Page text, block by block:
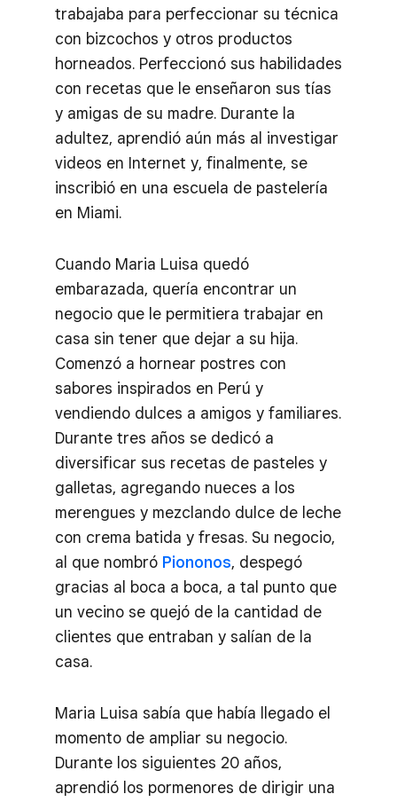
trabajaba para perfeccionar su técnica
con bizcochos y otros productos
horneados. Perfeccionó sus habilidades
con recetas que le enseñaron sus tías
y amigas de su madre. Durante la
adultez, aprendió aún más al investigar
videos en Internet y, finalmente, se
inscribió en una escuela de pastelería
en Miami.
Cuando Maria Luisa quedó
embarazada, quería encontrar un
negocio que le permitiera trabajar en
casa sin tener que dejar a su hija.
Comenzó a hornear postres con
sabores inspirados en Perú y
vendiendo dulces a amigos y familiares.
Durante tres años se dedicó a
diversificar sus recetas de pasteles y
galletas, agregando nueces a los
merengues y mezclando dulce de leche
con crema batida y fresas. Su negocio,
al que nombró Piononos, despegó
gracias al boca a boca, a tal punto que
un vecino se quejó de la cantidad de
clientes que entraban y salían de la
casa.
Maria Luisa sabía que había llegado el
momento de ampliar su negocio.
Durante los siguientes 20 años,
aprendió los pormenores de dirigir una